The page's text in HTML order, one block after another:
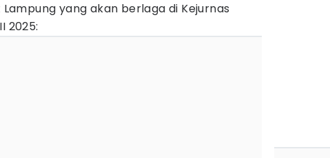
yang akan berlaga di Kejurnas
2025: